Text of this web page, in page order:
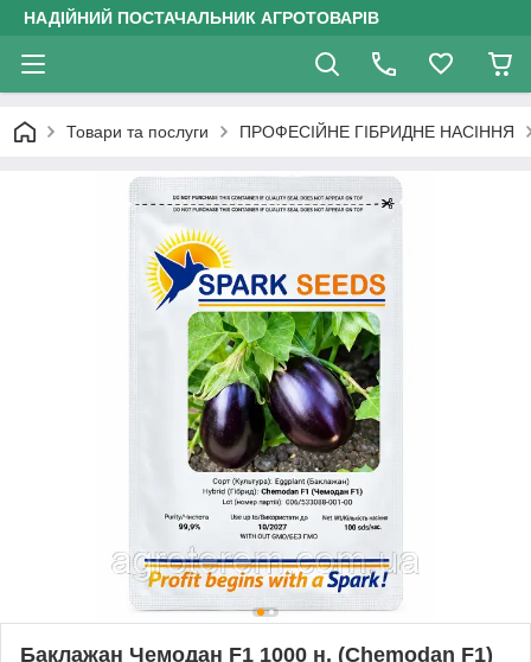
НАДІЙНИЙ ПОСТАЧАЛЬНИК АГРОТОВАРІВ
Товари та послуги ПРОФЕСІЙНЕ ГІБРИДНЕ НАСІННЯ
Баклажан Чемодан F1 1000 н. (Chemodan F1)